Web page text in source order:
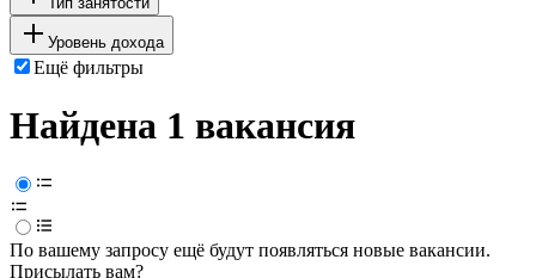
Уровень дохода
Ещё фильтры
Найдена 1 вакансия
По вашему запросу ещё будут появляться новые вакансии.
Присылать вам?